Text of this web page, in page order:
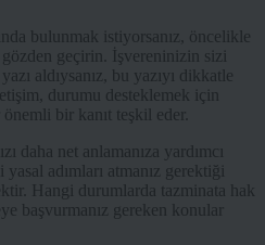
bulunmak istiyorsanız, öncelikle
geçirin. İşvereninizin sizi
aldıysanız, bu yazıyı dikkatle
durumu desteklemek için
bir kanıt teşkil eder.
daha net anlamanıza yardımcı
adımları atmanız gerektiği
Hangi durumlarda tazminata hak
başvurmanız gereken konular